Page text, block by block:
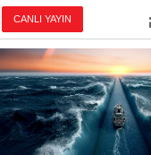
CANLI YAYIN